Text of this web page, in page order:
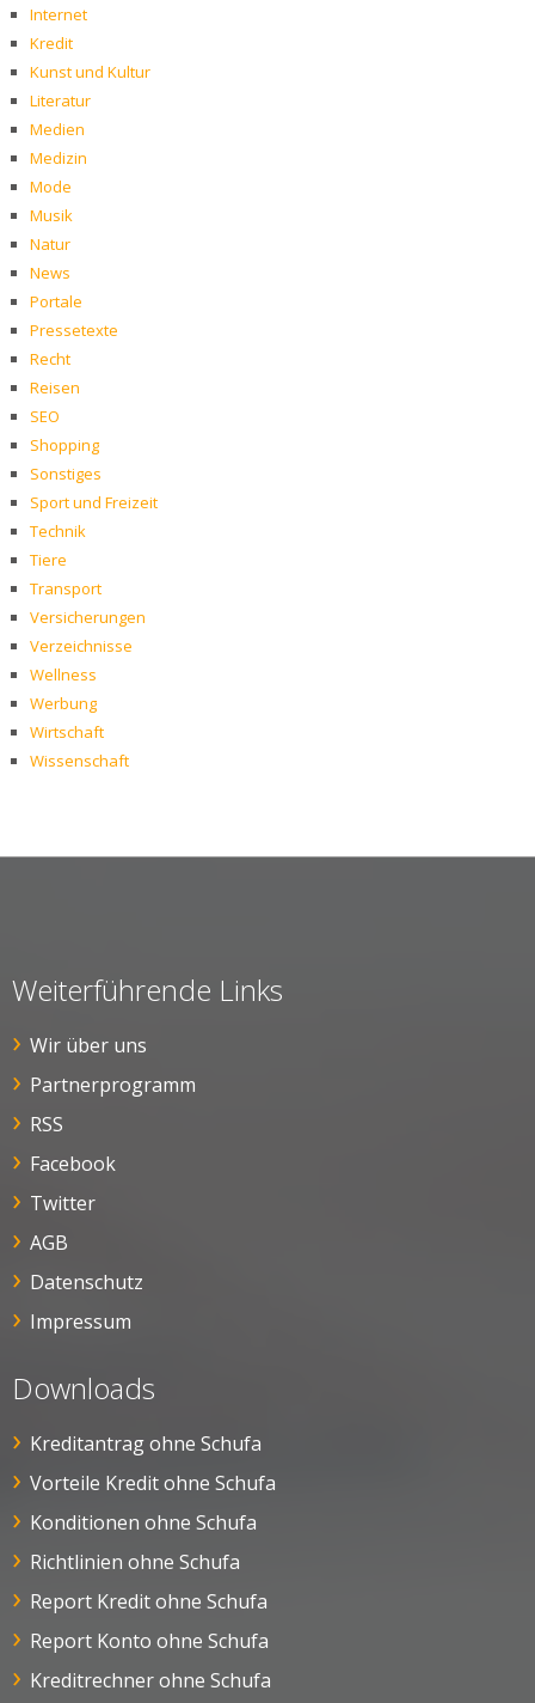
Internet
Kredit
Kunst und Kultur
Literatur
Medien
Medizin
Mode
Musik
Natur
News
Portale
Pressetexte
Recht
Reisen
SEO
Shopping
Sonstiges
Sport und Freizeit
Technik
Tiere
Transport
Versicherungen
Verzeichnisse
Wellness
Werbung
Wirtschaft
Wissenschaft
Weiterführende Links
Wir über uns
Partnerprogramm
RSS
Facebook
Twitter
AGB
Datenschutz
Impressum
Downloads
Kreditantrag ohne Schufa
Vorteile Kredit ohne Schufa
Konditionen ohne Schufa
Richtlinien ohne Schufa
Report Kredit ohne Schufa
Report Konto ohne Schufa
Kreditrechner ohne Schufa